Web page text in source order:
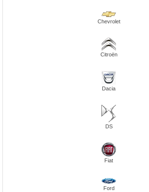
Chevrolet
Citroën
Dacia
DS
Fiat
Ford